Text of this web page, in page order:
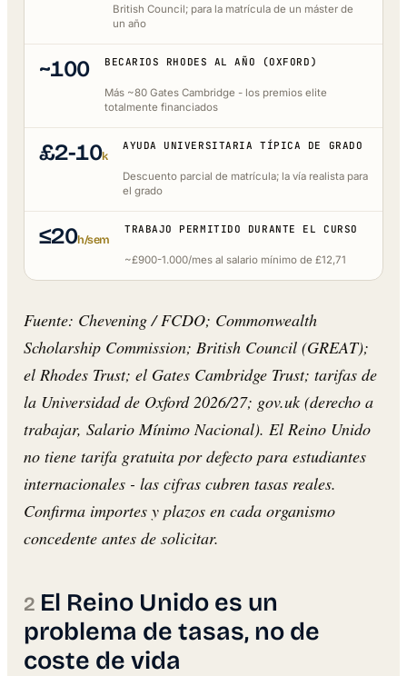
British Council; para la matrícula de un máster de
un año
~100 BECARIOS RHODES AL AÑO (OXFORD)
Más ~80 Gates Cambridge - los premios elite
totalmente financiados
£2-10k
AYUDA UNIVERSITARIA TÍPICA DE GRADO
Descuento parcial de matrícula; la vía realista para
el grado
≤20h/sem
TRABAJO PERMITIDO DURANTE EL CURSO
~£900-1.000/mes al salario mínimo de £12,71
Fuente: Chevening / FCDO; Commonwealth
Scholarship Commission; British Council (GREAT);
el Rhodes Trust; el Gates Cambridge Trust; tarifas de
la Universidad de Oxford 2026/27; gov.uk (derecho a
trabajar, Salario Mínimo Nacional). El Reino Unido
no tiene tarifa gratuita por defecto para estudiantes
internacionales - las cifras cubren tasas reales.
Confirma importes y plazos en cada organismo
concedente antes de solicitar.
El Reino Unido es un
problema de tasas, no de
coste de vida